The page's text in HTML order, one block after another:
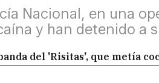
Nacional, en una
y han detenido a
del 'Risitas', que metía